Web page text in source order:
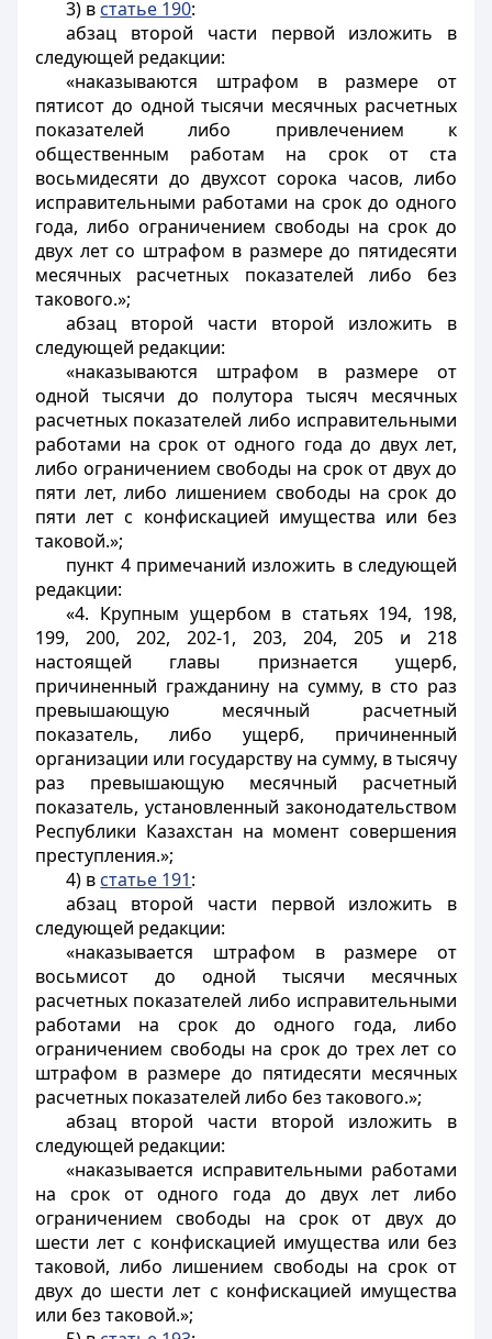
3) в статье 190:
абзац второй части первой изложить в
следующей редакции:
«наказываются штрафом в размере от
пятисот до одной тысячи месячных расчетных
показателей либо привлечением к
общественным работам на срок от ста
восьмидесяти до двухсот сорока часов, либо
исправительными работами на срок до одного
года, либо ограничением свободы на срок до
двух лет со штрафом в размере до пятидесяти
месячных расчетных показателей либо без
такового.»;
абзац второй части второй изложить в
следующей редакции:
«наказываются штрафом в размере от
одной тысячи до полутора тысяч месячных
расчетных показателей либо исправительными
работами на срок от одного года до двух лет,
либо ограничением свободы на срок от двух до
пяти лет, либо лишением свободы на срок до
пяти лет с конфискацией имущества или без
таковой.»;
пункт 4 примечаний изложить в следующей
редакции:
«4. Крупным ущербом в статьях 194, 198,
199, 200, 202, 202-1, 203, 204, 205 и 218
настоящей главы признается ущерб,
причиненный гражданину на сумму, в сто раз
превышающую месячный расчетный
показатель, либо ущерб, причиненный
организации или государству на сумму, в тысячу
раз превышающую месячный расчетный
показатель, установленный законодательством
Республики Казахстан на момент совершения
преступления.»;
4) в статье 191:
абзац второй части первой изложить в
следующей редакции:
«наказывается штрафом в размере от
восьмисот до одной тысячи месячных
расчетных показателей либо исправительными
работами на срок до одного года, либо
ограничением свободы на срок до трех лет со
штрафом в размере до пятидесяти месячных
расчетных показателей либо без такового.»;
абзац второй части второй изложить в
следующей редакции:
«наказывается исправительными работами
на срок от одного года до двух лет либо
ограничением свободы на срок от двух до
шести лет с конфискацией имущества или без
таковой, либо лишением свободы на срок от
двух до шести лет с конфискацией имущества
или без таковой.»;